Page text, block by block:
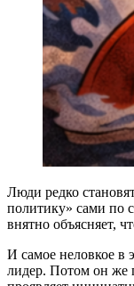
Люди редко
политику» сами по
внятно объясняет,
И самое неловкое в
лидер. Потом он же